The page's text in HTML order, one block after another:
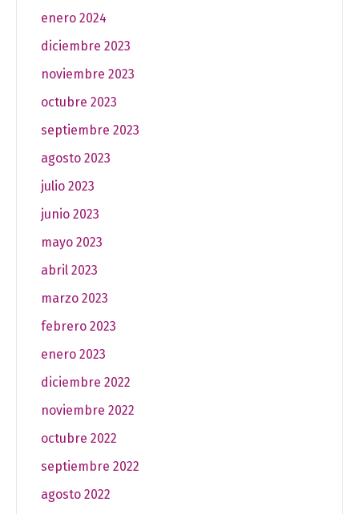
enero 2024
diciembre 2023
noviembre 2023
octubre 2023
septiembre 2023
agosto 2023
julio 2023
junio 2023
mayo 2023
abril 2023
marzo 2023
febrero 2023
enero 2023
diciembre 2022
noviembre 2022
octubre 2022
septiembre 2022
agosto 2022